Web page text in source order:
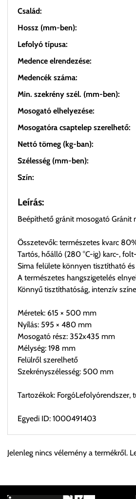
Család:
Hossz (mm-ben):
Lefolyó típusa:
Medence elrendezése:
Medencék száma:
Min. szekrény szél. (mm-ben):
Mosogató elhelyezése:
Mosogatóra csaptelep szerelhető:
Nettó tömeg (kg-ban):
Szélesség (mm-ben):
Szín:
Leírás:
Beépíthető gránit mosogató Gránit
Összetevők: természetes kvarc
Tartós, hőálló (280 °C-ig) karc-,
Sima felülete könnyen tisztítható
A természetes hangszigetelés
Könnyű tisztíthatóság, intenzív
Méretek: 615 × 500 mm
Nyílás: 595 × 480 mm
Mosogató rész: 352x435 mm
Mélység: 198 mm
Felülről szerelhető
Szekrényszélesség: 500 mm
Tartozékok:
Egyedi ID: 1000491403
Személyes átvétel:
Önnek lehetősége van rendelését a
Cím:1133 Budapest, Váci út 100.
Jelenleg nincs vélemény a termékről.